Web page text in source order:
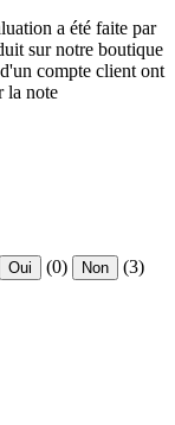
a été faite par
sur notre boutique
compte client ont
la note
Oui (0) Non (3)